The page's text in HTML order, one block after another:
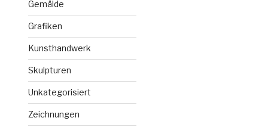
Gemälde
Grafiken
Kunsthandwerk
Skulpturen
Unkategorisiert
Zeichnungen